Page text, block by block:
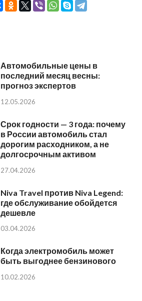
Автомобильные цены в
последний месяц весны:
прогноз экспертов
12.05.2026
Срок годности — 3 года: почему
в России автомобиль стал
дорогим расходником, а не
долгосрочным активом
27.04.2026
Niva Travel против Niva Legend:
где обслуживание обойдется
дешевле
03.04.2026
Когда электромобиль может
быть выгоднее бензинового
10.02.2026